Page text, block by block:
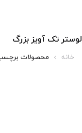
لوستر تک آویز بزرگ
خانه محصولات